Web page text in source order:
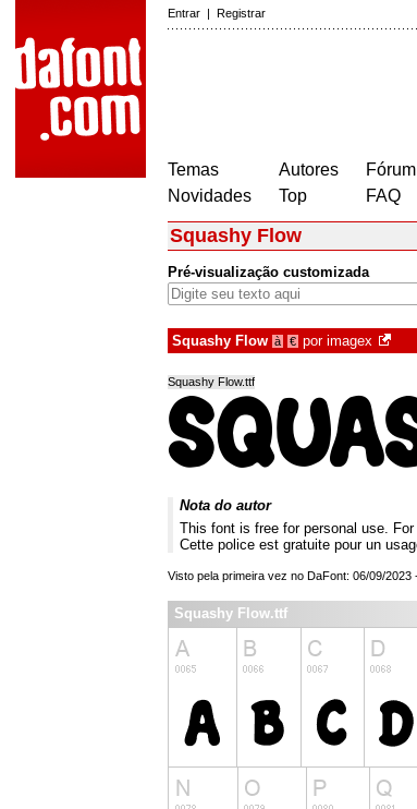
Entrar | Registrar
Temas
Novidades
Autores
Top
Fórum
FAQ
Squashy Flow
Pré-visualização customizada
Squashy Flow à € por imagex
Squashy Flow.ttf
Nota do autor
This font is free for personal use.
Cette police est gratuite pour un
Visto pela primeira vez no DaFont: 06/09/2023
Squashy Flow.ttf